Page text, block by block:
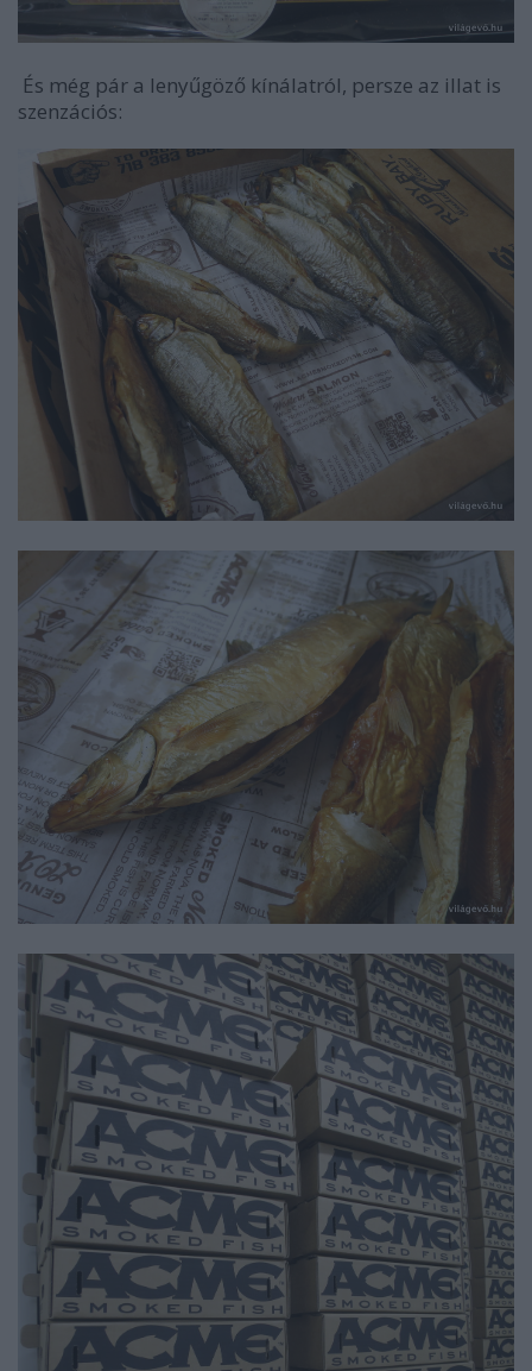
És még pár a lenyűgöző kínálatról, persze az illat is
szenzációs: